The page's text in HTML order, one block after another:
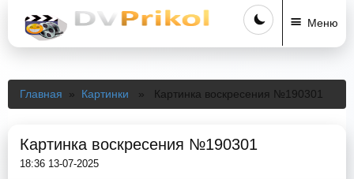
Меню
Главная » Картинки » Картинка воскресения №190301
Картинка воскресения №190301
18:36 13-07-2025